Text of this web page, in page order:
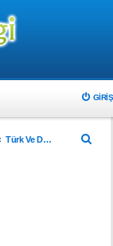
GIRIŞ
Türk Ve Dünya Edebiyatı